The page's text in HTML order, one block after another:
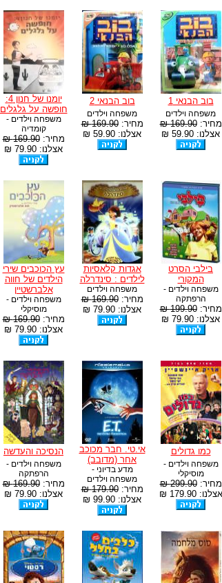
בוב הבנאי 1
משפחה וילדים
מחיר:169.90 ₪
אצלנו: 59.90 ₪
בוב הבנאי 2
משפחה וילדים
מחיר:169.90 ₪
אצלנו: 59.90 ₪
יומנו של חנון 4:
חופשה על גלגלים
משפחה וילדים -
קומדיה
מחיר:169.90 ₪
אצלנו: 79.90 ₪
בילבי הסרט
המקורי
משפחה וילדים -
הרפתקה
מחיר:199.90 ₪
אצלנו: 79.90 ₪
אגדות קלאסיות
לילדים : סינדרלה
משפחה וילדים
מחיר:169.90 ₪
אצלנו: 79.90 ₪
עץ הכוכבים שירי
הילדים של חווה
אלברשטיין
משפחה וילדים -
מוסיקלי
מחיר:169.90 ₪
אצלנו: 79.90 ₪
כמו גדולים
משפחה וילדים -
מוסיקלי
מחיר:299.90 ₪
אצלנו: 179.90 ₪
אי.טי. חבר מכוכב
אחר (מדובב)
מדע בדיוני -
משפחה וילדים
מחיר:179.90 ₪
אצלנו: 99.90 ₪
הנסיכה והעדשה
משפחה וילדים -
הרפתקה
מחיר:169.90 ₪
אצלנו: 79.90 ₪